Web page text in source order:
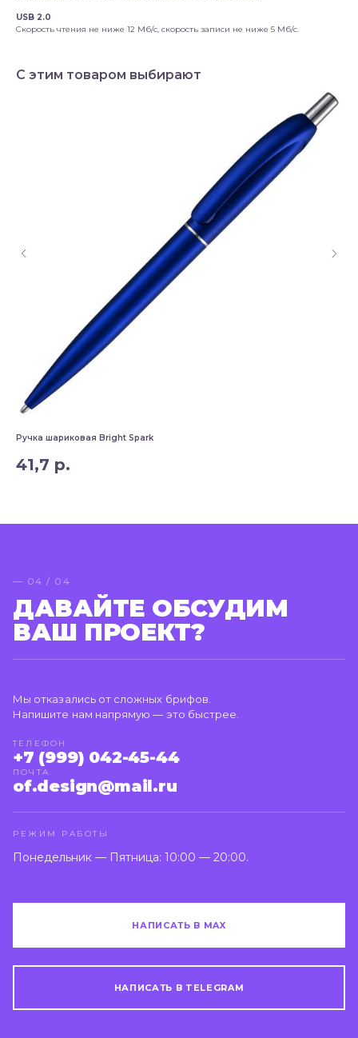
USB 2.0
Скорость чтения не ниже 12 Мб/с, скорость записи не ниже 5 Мб/с.
С этим товаром выбирают
Ручка шариковая Bright Spark
41,7 р.
— 04 / 04
ДАВАЙТЕ ОБСУДИМ
ВАШ ПРОЕКТ?
Мы отказались от сложных брифов.
Напишите нам напрямую — это быстрее.
ТЕЛЕФОН
+7 (999) 042-45-44
ПОЧТА
of.design@mail.ru
РЕЖИМ РАБОТЫ
Понедельник — Пятница: 10:00 — 20:00.
НАПИСАТЬ В MAX
НАПИСАТЬ В TELEGRAM